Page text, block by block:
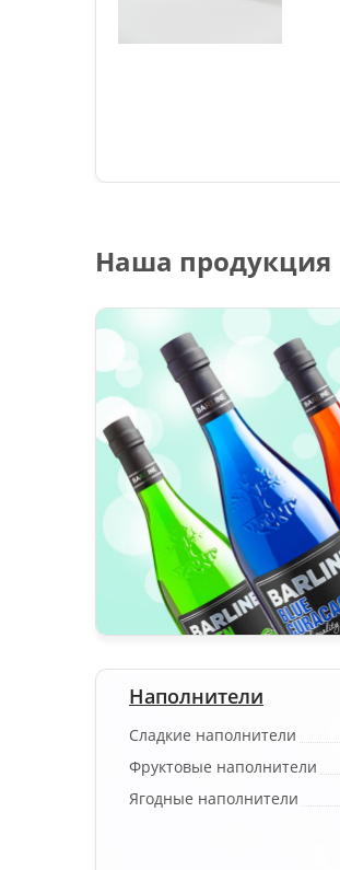
Наша продукция
Наполнители
Сладкие наполнители
Фруктовые наполнители
Ягодные наполнители